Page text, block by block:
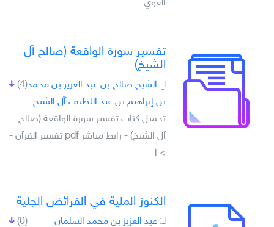
العوي
تفسير سورة الواقعة (صالح آل
الشيخ)
(4) لـِ: الشيخ صالح بن عبد العزيز بن محمد
بن إبراهيم بن عبد اللطيف آل الشيخ
تحميل كتاب تفسير سورة الواقعة (صالح
آل الشيخ) - رابط مباشر pdf تفسير القرآن -
> ا
الكنوز الملية في الفرائض الجلية
(0) لـِ: عبد العزيز بن محمد السلمان